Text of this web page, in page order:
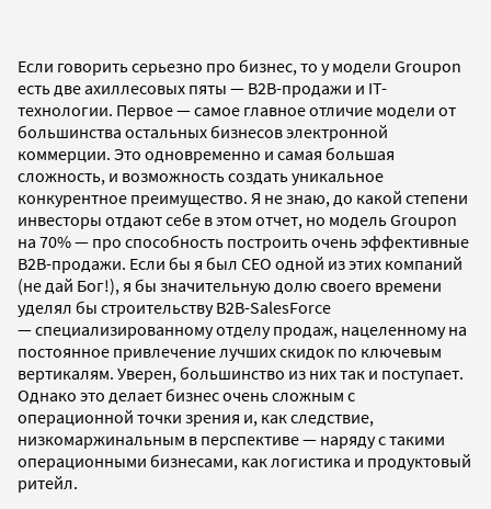
Если говорить серьезно про бизнес, то у модели Groupon
есть две ахиллесовых пяты — B2B-продажи и IT-
технологии. Первое — самое главное отличие модели от
большинства остальных бизнесов электронной
коммерции. Это одновременно и самая большая
сложность, и возможность создать уникальное
конкурентное преимущество. Я не знаю, до какой степени
инвесторы отдают себе в этом отчет, но модель Groupon
на 70% — про способность построить очень эффективные
B2B-продажи. Если бы я был CEO одной из этих компаний
(не дай Бог!), я бы значительную долю своего времени
уделял бы строительству B2B-SalesForce
— специализированному отделу продаж, нацеленному на
постоянное привлечение лучших скидок по ключевым
вертикалям. Уверен, большинство из них так и поступает.
Однако это делает бизнес очень сложным с
операционной точки зрения и, как следствие,
низкомаржинальным в перспективе — наряду с такими
операционными бизнесами, как логистика и продуктовый
ритейл.